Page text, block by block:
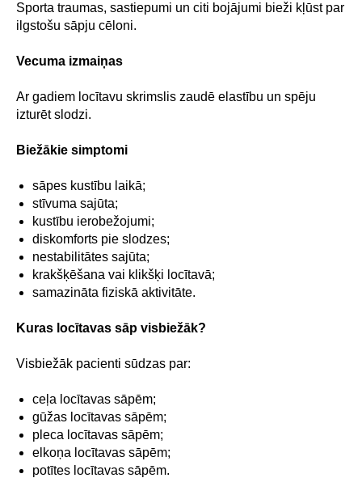
Sporta traumas, sastiepumi un citi bojājumi bieži kļūst par
ilgstošu sāpju cēloni.
Vecuma izmaiņas
Ar gadiem locītavu skrimslis zaudē elastību un spēju
izturēt slodzi.
Biežākie simptomi
sāpes kustību laikā;
stīvuma sajūta;
kustību ierobežojumi;
diskomforts pie slodzes;
nestabilitātes sajūta;
krakšķēšana vai klikšķi locītavā;
samazināta fiziskā aktivitāte.
Kuras locītavas sāp visbiežāk?
Visbiežāk pacienti sūdzas par:
ceļa locītavas sāpēm;
gūžas locītavas sāpēm;
pleca locītavas sāpēm;
elkoņa locītavas sāpēm;
potītes locītavas sāpēm.